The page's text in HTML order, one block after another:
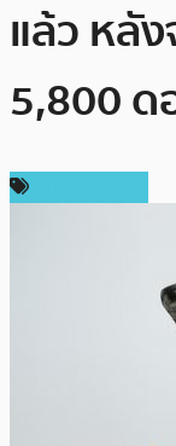
แล้ว หลั
5,800 ด